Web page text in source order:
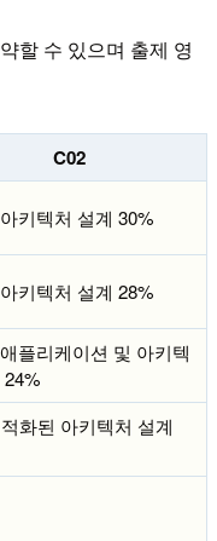
할 수 있으며 출제 영
C02
키텍처 설계 30%
키텍처 설계 28%
플리케이션 및 아키텍
화된 아키텍처 설계